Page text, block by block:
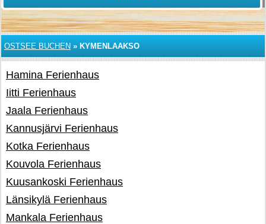
OSTSEE BUCHEN » KYMENLAAKSO
Hamina Ferienhaus
Iitti Ferienhaus
Jaala Ferienhaus
Kannusjärvi Ferienhaus
Kotka Ferienhaus
Kouvola Ferienhaus
Kuusankoski Ferienhaus
Länsikylä Ferienhaus
Mankala Ferienhaus